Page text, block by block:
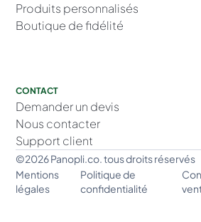
Produits personnalisés
Boutique de fidélité
CONTACT
Demander un devis
Nous contacter
Support client
©2026 Panopli.co. tous droits réservés
Mentions
légales
Politique de
confidentialité